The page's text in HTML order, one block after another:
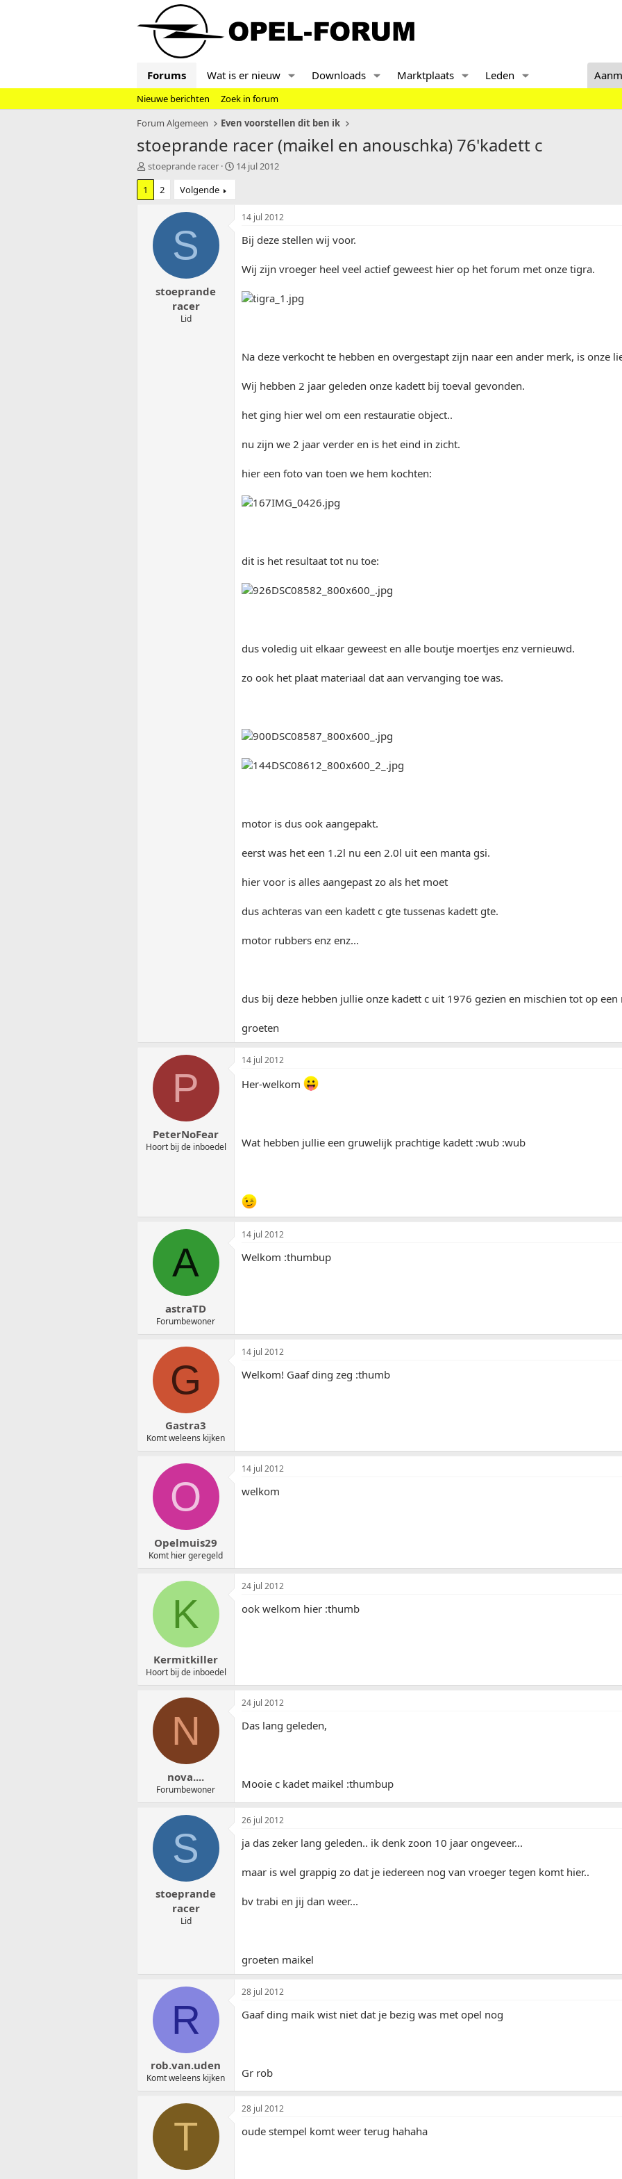
Forums Wat is er nieuw Downloads Marktplaats Leden
Nieuwe berichten
Zoek in forum
Forum Algemeen
Even voorstellen dit ben ik
stoeprande racer (maikel en anouschka) 76'kadett c
T
o
i
stoeprande racer
S
r
14 jul 2012
1
2 Volgende
S
stoeprande
racer
Lid
14 jul 2012
Bij deze stellen wij voor.
Wij zijn vroeger heel veel actief geweest hier op het forum met onze tigra.
Na deze verkocht te hebben en overgestapt zijn naar een ander merk, is onze
Wij hebben 2 jaar geleden onze kadett bij toeval gevonden.
het ging hier wel om een restauratie object..
nu zijn we 2 jaar verder en is het eind in zicht.
hier een foto van toen we hem kochten:
dit is het resultaat tot nu toe:
dus voledig uit elkaar geweest en alle boutje moertjes enz vernieuwd.
zo ook het plaat materiaal dat aan vervanging toe was.
motor is dus ook aangepakt.
eerst was het een 1.2l nu een 2.0l uit een manta gsi.
hier voor is alles aangepast zo als het moet
dus achteras van een kadett c gte tussenas kadett gte.
motor rubbers enz enz...
dus bij deze hebben jullie onze kadett c uit 1976 gezien en mischien tot op
groeten
P
PeterNoFear
Hoort bij de inboedel
14 jul 2012
Her-welkom
Wat hebben jullie een gruwelijk prachtige kadett :wub :wub
A
astraTD
Forumbewoner
14 jul 2012
Welkom :thumbup
G
Gastra3
Komt weleens kijken
14 jul 2012
Welkom! Gaaf ding zeg :thumb
O
Opelmuis29
Komt hier geregeld
14 jul 2012
welkom
K
Kermitkiller
Hoort bij de inboedel
24 jul 2012
ook welkom hier :thumb
N
nova....
Forumbewoner
24 jul 2012
Das lang geleden,
Mooie c kadet maikel :thumbup
S
stoeprande
racer
Lid
26 jul 2012
ja das zeker lang geleden.. ik denk zoon 10 jaar ongeveer...
maar is wel grappig zo dat je iedereen nog van vroeger tegen komt hier..
bv trabi en jij dan weer...
groeten maikel
R
rob.van.uden
Komt weleens kijken
28 jul 2012
Gaaf ding maik wist niet dat je bezig was met opel nog
Gr rob
T
28 jul 2012
oude stempel komt weer terug hahaha